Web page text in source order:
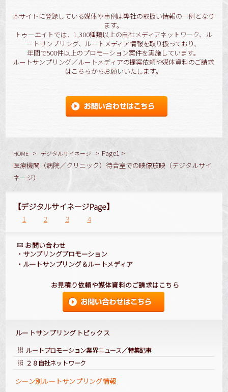
本サイトに登録している媒体や事例は弊社の取扱い情報の一例となり
ます。
トゥーエイトでは、1,300種類以上の自社メディアネットワーク、ル
ートサンプリング、ルートメディア情報を取り扱っており、
年間で500件以上のプロモーション案件を実施しています。
ルートサンプリング／ルートメディアの提案依頼や媒体資料のご請求
はこちらからお願いいたします。
HOME > デジタルサイネージ > Page1 >
医療機関（病院／クリニック）待合室での映像放映（デジタルサイ
ネージ）
【デジタルサイネージPage】
1 2 3 4
お問い合わせ
・ サンプリングプロモーション
・ ルートサンプリング＆ルートメディア
お見積り依頼や媒体資料のご請求はこちら
ルートサンプリングトピックス
ルートプロモーション業界ニュース／特集記事
２８自社ネットワーク
シーン別ルートサンプリング情報